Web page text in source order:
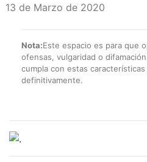
13 de Marzo de 2020
Nota:Este espacio es para que
ofensas, vulgaridad o
cumpla con estas
definitivamente.